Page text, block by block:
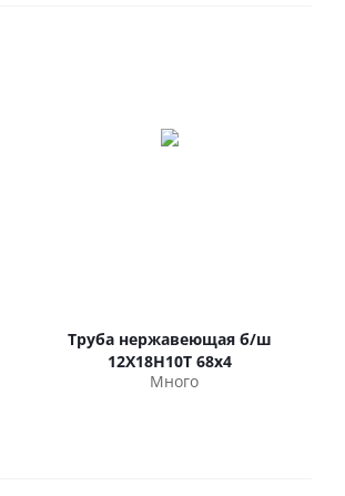
Труба нержавеющая б/ш
12Х18Н10Т 68х4
Много